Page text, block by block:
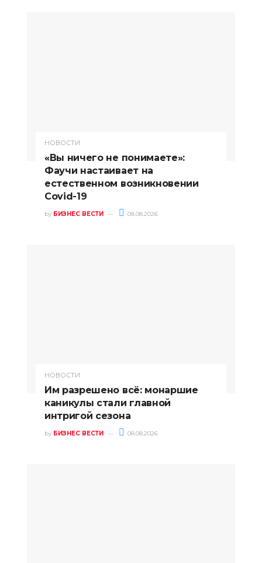
НОВОСТИ
«Вы ничего не понимаете»:
Фаучи настаивает на
естественном возникновении
Covid-19
by БИЗНЕС ВЕСТИ 08.08.2026
НОВОСТИ
Им разрешено всё: монаршие
каникулы стали главной
интригой сезона
by БИЗНЕС ВЕСТИ 08.08.2026